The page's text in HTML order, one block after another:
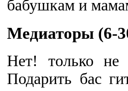
бабушкам и
Медиаторы (6-
Нет! только не
Подарить бас